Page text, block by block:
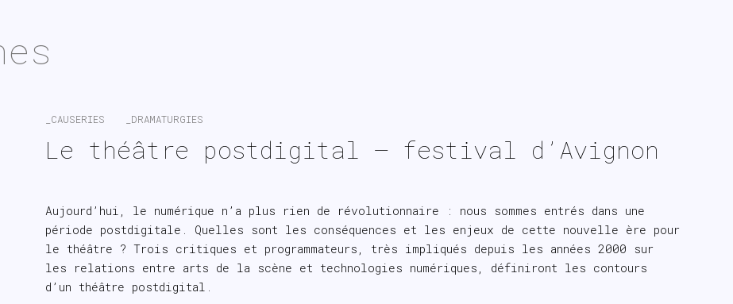
_CAUSERIES _DRAMATURGIES
Le théâtre postdigital – festival d’Avignon
Aujourd’hui, le numérique n’a plus rien de révolutionnaire : nous sommes entrés dans une
période postdigitale. Quelles sont les conséquences et les enjeux de cette nouvelle ère pour
le théâtre ? Trois critiques et programmateurs, très impliqués depuis les années 2000 sur
les relations entre arts de la scène et technologies numériques, définiront les contours
d’un théâtre postdigital.